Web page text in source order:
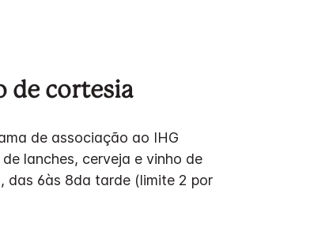
de cortesia
de associação ao IHG
lanches, cerveja e vinho de
das 6às 8da tarde (limite 2 por